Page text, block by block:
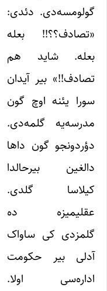
گولومسه‌دی. دئدی:
«تصادف؟؟!! بعله
بعله. شاید هم
تصادف!!» بیر آیدان
سورا یئنه اوچ گون
مدرسه‌یه گلمه‌دی.
دؤردونجو گون داها
دالغین بیرحالدا
کیلاسا گلدی.
عقلیمیزه ده
گلمزدی کی ساواک
آدلی بیر حکومت
اداره‌سی اولا.